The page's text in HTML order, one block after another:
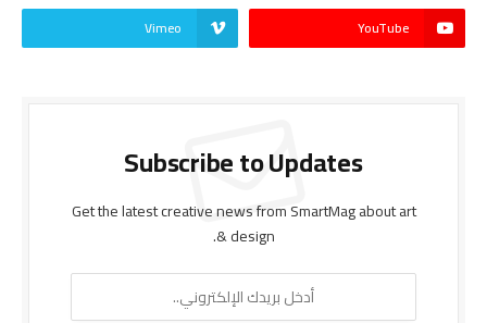
YouTube
Vimeo
Subscribe to Updates
Get the latest creative news from SmartMag about art
& design.